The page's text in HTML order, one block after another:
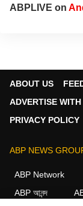
ABPLIVE on
ABOUT US
ADVERTISE WITH
PRIVACY POLICY
ABP NEWS
ABP Network
ABP আনন্দ